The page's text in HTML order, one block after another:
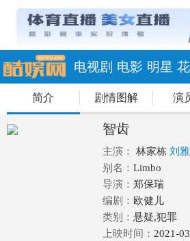
电视剧 电影 明星
简介 剧情图解 演
智齿
主演： 林家栋 刘
别名： Limbo
导演： 郑保瑞
编剧： 欧健儿
类别： 悬疑,犯罪
上映时间： 2021-